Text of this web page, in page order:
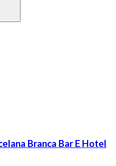
Branca Bar E Hotel